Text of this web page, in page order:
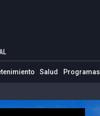
Salud Programas
de las FARC